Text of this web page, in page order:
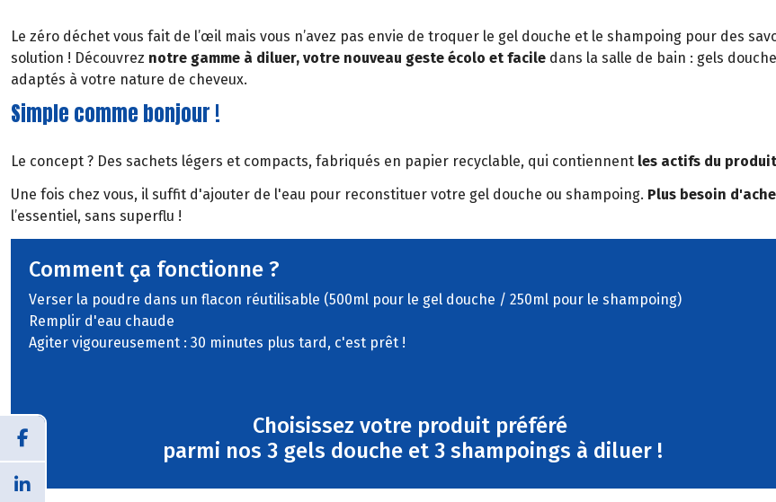
Le zéro déchet vous fait de l’œil mais vous n’avez pas envie de troquer le gel douche et le shampoing pour des
solution ! Découvrez notre gamme à diluer, votre nouveau geste écolo et facile dans la salle de bain : gels
adaptés à votre nature de cheveux.
Simple comme bonjour !
Le concept ? Des sachets légers et compacts, fabriqués en papier recyclable, qui contiennent les actifs du
Une fois chez vous, il suffit d'ajouter de l'eau pour reconstituer votre gel douche ou shampoing. Plus besoin
l’essentiel, sans superflu !
Comment ça fonctionne ?
Verser la poudre dans un flacon réutilisable (500ml pour le gel douche / 250ml pour le shampoing)
Remplir d'eau chaude
Agiter vigoureusement : 30 minutes plus tard, c'est prêt !
Choisissez votre produit préféré
parmi nos 3 gels douche et 3 shampoings à diluer !